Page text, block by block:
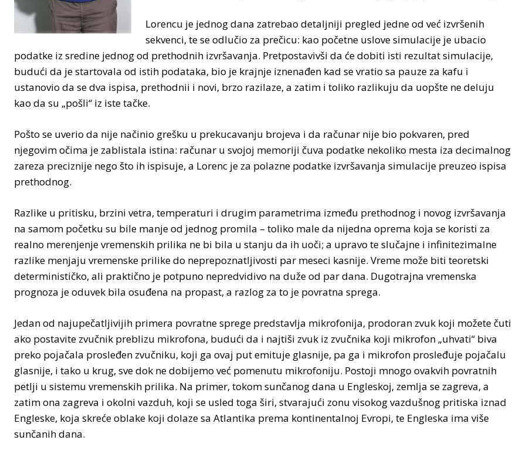
Lorencu je jednog dana zatrebao detaljniji pregled jedne od već izvršenih
sekvenci, te se odlučio za prečicu: kao početne uslove simulacije je ubacio
podatke iz sredine jednog od prethodnih izvršavanja. Pretpostavivši da će dobiti isti rezultat simulacije,
budući da je startovala od istih podataka, bio je krajnje iznenađen kad se vratio sa pauze za kafu i
ustanovio da se dva ispisa, prethodnii i novi, brzo razilaze, a zatim i toliko razlikuju da uopšte ne deluju
kao da su „pošli“ iz iste tačke.
Pošto se uverio da nije načinio grešku u prekucavanju brojeva i da računar nije bio pokvaren, pred
njegovim očima je zablistala istina: računar u svojoj memoriji čuva podatke nekoliko mesta iza decimalnog
zareza preciznije nego što ih ispisuje, a Lorenc je za polazne podatke izvršavanja simulacije preuzeo ispisa
prethodnog.
Razlike u pritisku, brzini vetra, temperaturi i drugim parametrima između prethodnog i novog izvršavanja
na samom početku su bile manje od jednog promila – toliko male da nijedna oprema koja se koristi za
realno merenjenje vremenskih prilika ne bi bila u stanju da ih uoči; a upravo te slučajne i infinitezimalne
razlike menjaju vremenske prilike do neprepoznatljivosti par meseci kasnije. Vreme može biti teoretski
determinističko, ali praktično je potpuno nepredvidivo na duže od par dana. Dugotrajna vremenska
prognoza je oduvek bila osuđena na propast, a razlog za to je povratna sprega.
Jedan od najupečatljivijih primera povratne sprege predstavlja mikrofonija, prodoran zvuk koji možete čuti
ako postavite zvučnik preblizu mikrofona, budući da i najtiši zvuk iz zvučnika koji mikrofon „uhvati“ biva
preko pojačala prosleđen zvučniku, koji ga ovaj put emituje glasnije, pa ga i mikrofon prosleđuje pojačalu
glasnije, i tako u krug, sve dok ne dobijemo već pomenutu mikrofoniju. Postoji mnogo ovakvih povratnih
petlji u sistemu vremenskih prilika. Na primer, tokom sunčanog dana u Engleskoj, zemlja se zagreva, a
zatim ona zagreva i okolni vazduh, koji se usled toga širi, stvarajući zonu visokog vazdušnog pritiska iznad
Engleske, koja skreće oblake koji dolaze sa Atlantika prema kontinentalnoj Evropi, te Engleska ima više
sunčanih dana.